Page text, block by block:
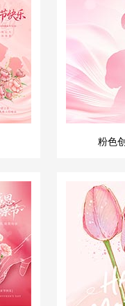
粉色